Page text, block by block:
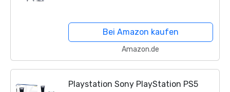
Bei Amazon kaufen
Amazon.de
Playstation Sony PlayStation PS5